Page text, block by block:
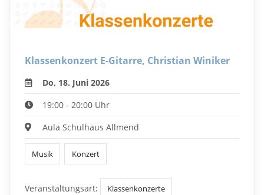
Klassenkonzert E-Gitarre, Christian Winiker
Do, 18. Juni 2026
19:00 - 20:00 Uhr
Aula Schulhaus Allmend
Musik Konzert
Veranstaltungsart: Klassenkonzerte